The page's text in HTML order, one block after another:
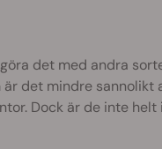
det med andra
det mindre sannolikt
Dock är de inte helt